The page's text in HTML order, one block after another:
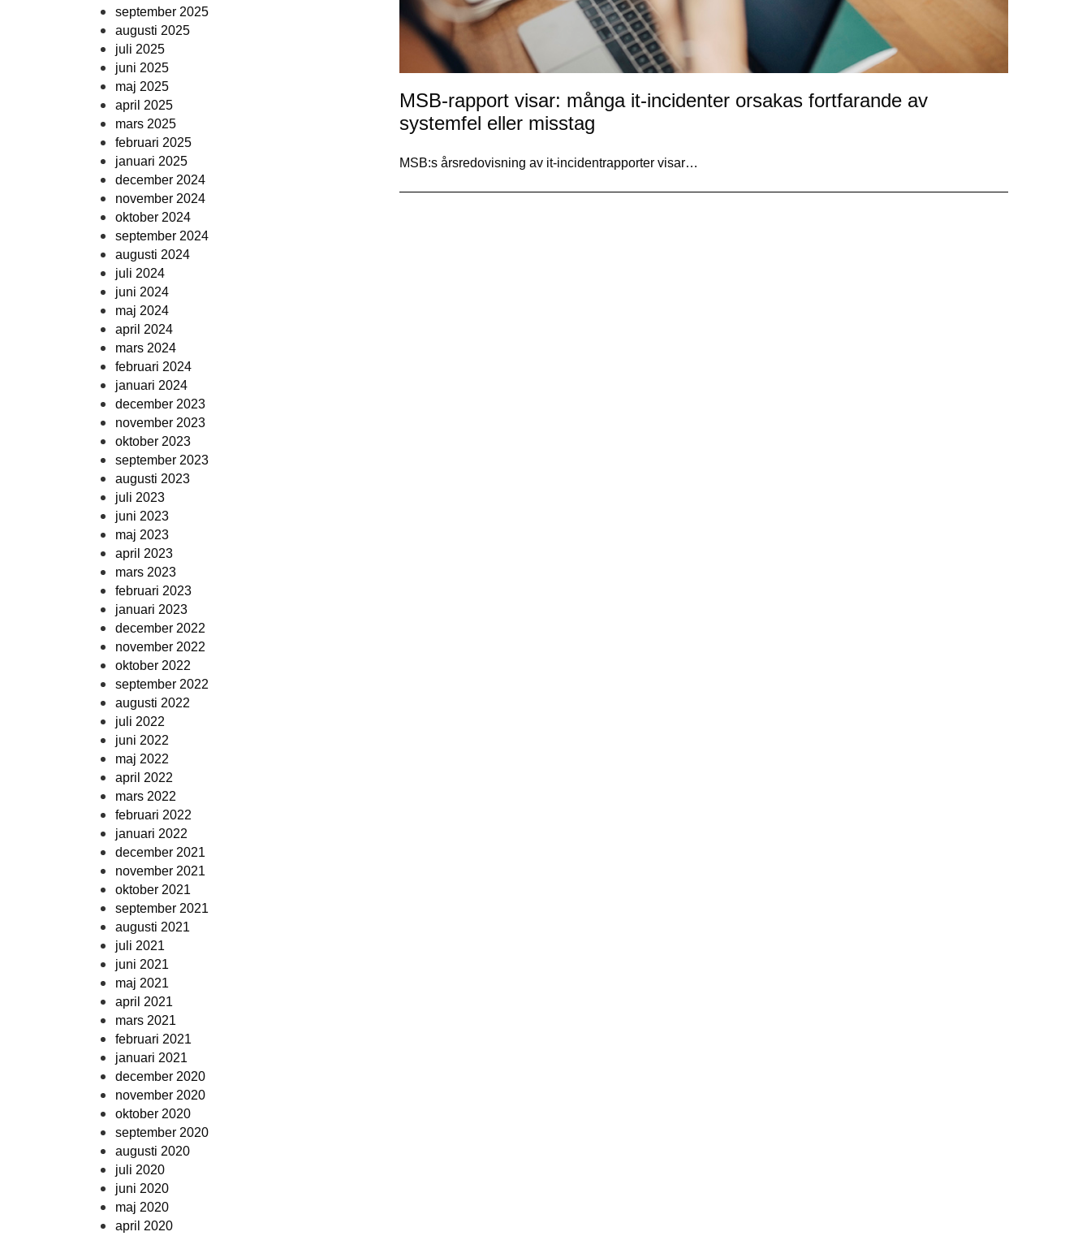
september 2025
augusti 2025
juli 2025
juni 2025
maj 2025
april 2025
mars 2025
februari 2025
januari 2025
december 2024
november 2024
oktober 2024
september 2024
augusti 2024
juli 2024
juni 2024
maj 2024
april 2024
mars 2024
februari 2024
januari 2024
december 2023
november 2023
oktober 2023
september 2023
augusti 2023
juli 2023
juni 2023
maj 2023
april 2023
mars 2023
februari 2023
januari 2023
december 2022
november 2022
oktober 2022
september 2022
augusti 2022
juli 2022
juni 2022
maj 2022
april 2022
mars 2022
februari 2022
januari 2022
december 2021
november 2021
oktober 2021
september 2021
augusti 2021
juli 2021
juni 2021
maj 2021
april 2021
mars 2021
februari 2021
januari 2021
december 2020
november 2020
oktober 2020
september 2020
augusti 2020
juli 2020
juni 2020
maj 2020
april 2020
MSB-rapport visar: många it-incidenter orsakas fortfarande av
systemfel eller misstag
MSB:s årsredovisning av it-incidentrapporter visar…